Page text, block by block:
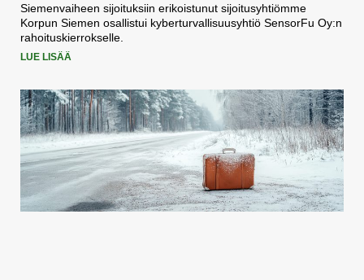
Siemenvaiheen sijoituksiin erikoistunut sijoitusyhtiömme
Korpun Siemen osallistui kyberturvallisuusyhtiö SensorFu Oy:n
rahoituskierrokselle.
LUE LISÄÄ